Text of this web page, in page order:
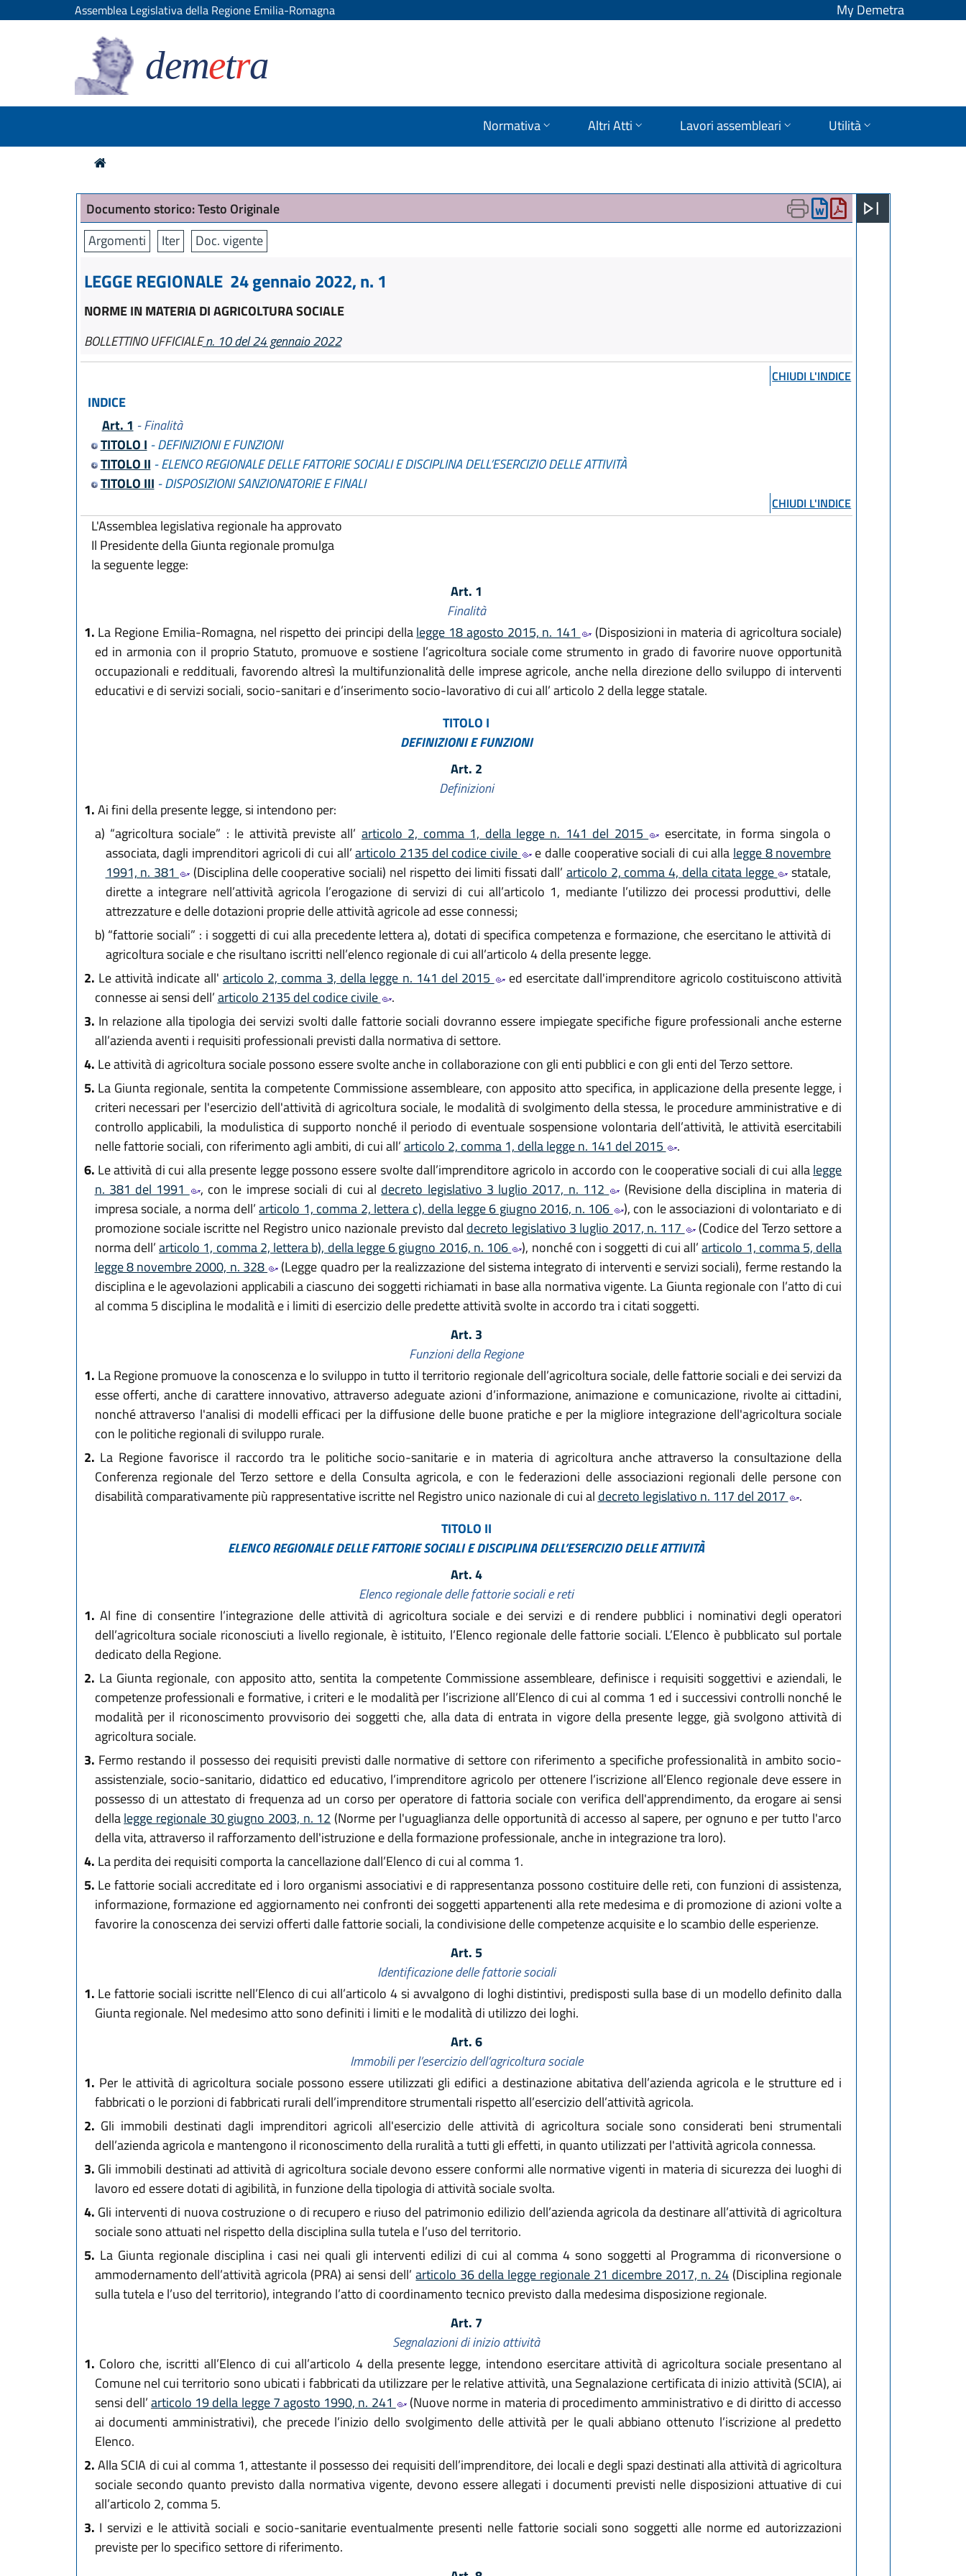
Assemblea Legislativa della Regione Emilia-Romagna My Demetra
demetra
Normativa Altri Atti Lavori assembleari Utilità
Documento storico: Testo Originale
Argomenti
Iter Doc. vigente
LEGGE REGIONALE 24 gennaio 2022, n. 1
NORME IN MATERIA DI AGRICOLTURA SOCIALE
BOLLETTINO UFFICIALEn. 10 del 24 gennaio 2022
CHIUDI L'INDICE
INDICE
Art. 1 - Finalità
TITOLO I - DEFINIZIONI E FUNZIONI
TITOLO II - ELENCO REGIONALE DELLE FATTORIE SOCIALI E DISCIPLINA DELL’ESERCIZIO DELLE ATTIVITÀ
TITOLO III - DISPOSIZIONI SANZIONATORIE E FINALI
CHIUDI L'INDICE
L'Assemblea legislativa regionale ha approvato
Il Presidente della Giunta regionale promulga
la seguente legge:
Art. 1
Finalità
1. La Regione Emilia-Romagna, nel rispetto dei principi dellalegge 18 agosto 2015, n. 141
(Disposizioni in materia di agricoltura sociale)
ed in armonia con il proprio Statuto, promuove e sostiene l’agricoltura sociale come strumento in grado di favorire nuove opportunità
occupazionali e reddituali, favorendo altresì la multifunzionalità delle imprese agricole, anche nella direzione dello sviluppo di interventi
educativi e di servizi sociali, socio-sanitari e d’inserimento socio-lavorativo di cui all’ articolo 2 della legge statale.
TITOLO I
DEFINIZIONI E FUNZIONI
Art. 2
Definizioni
1.Ai fini della presente legge, si intendono per:
a) “agricoltura sociale” : le attività previste all’ articolo 2, comma 1, della legge n. 141 del 2015
esercitate, in forma singola o
associata, dagli imprenditori agricoli di cui all’articolo 2135 del codice civile e dalle cooperative sociali di cui alla legge 8 novembre
1991, n. 381
(Disciplina delle cooperative sociali) nel rispetto dei limiti fissati dall’ articolo 2, comma 4, della citata legge
statale,
dirette a integrare nell’attività agricola l’erogazione di servizi di cui all’articolo 1, mediante l’utilizzo dei processi produttivi, delle
attrezzature e delle dotazioni proprie delle attività agricole ad esse connessi;
b) “fattorie sociali” : i soggetti di cui alla precedente lettera a), dotati di specifica competenza e formazione, che esercitano le attività di
agricoltura sociale e che risultano iscritti nell’elenco regionale di cui all’articolo 4 della presente legge.
2. Le attività indicate all' articolo 2, comma 3, della legge n. 141 del 2015
ed esercitate dall'imprenditore agricolo costituiscono attività
connesse ai sensi dell’articolo 2135 del codice civile
.
3. In relazione alla tipologia dei servizi svolti dalle fattorie sociali dovranno essere impiegate specifiche figure professionali anche esterne
all’azienda aventi i requisiti professionali previsti dalla normativa di settore.
4. Le attività di agricoltura sociale possono essere svolte anche in collaborazione con gli enti pubblici e con gli enti del Terzo settore.
5. La Giunta regionale, sentita la competente Commissione assembleare, con apposito atto specifica, in applicazione della presente legge, i
criteri necessari per l'esercizio dell'attività di agricoltura sociale, le modalità di svolgimento della stessa, le procedure amministrative e di
controllo applicabili, la modulistica di supporto nonché il periodo di eventuale sospensione volontaria dell’attività, le attività esercitabili
nelle fattorie sociali, con riferimento agli ambiti, di cui all’articolo 2, comma 1, della legge n. 141 del 2015
.
6. Le attività di cui alla presente legge possono essere svolte dall’imprenditore agricolo in accordo con le cooperative sociali di cui allalegge
n. 381 del 1991
, con le imprese sociali di cui al decreto legislativo 3 luglio 2017, n. 112
(Revisione della disciplina in materia di
impresa sociale, a norma dell’articolo 1, comma 2, lettera c), della legge 6 giugno 2016, n. 106
), con le associazioni di volontariato e di
promozione sociale iscritte nel Registro unico nazionale previsto dal decreto legislativo 3 luglio 2017, n. 117
(Codice del Terzo settore a
norma dell’articolo 1, comma 2, lettera b), della legge 6 giugno 2016, n. 106 ), nonché con i soggetti di cui all’articolo 1, comma 5, della
legge 8 novembre 2000, n. 328
(Legge quadro per la realizzazione del sistema integrato di interventi e servizi sociali), ferme restando la
disciplina e le agevolazioni applicabili a ciascuno dei soggetti richiamati in base alla normativa vigente. La Giunta regionale con l’atto di cui
al comma 5 disciplina le modalità e i limiti di esercizio delle predette attività svolte in accordo tra i citati soggetti.
Art. 3
Funzioni della Regione
1. La Regione promuove la conoscenza e lo sviluppo in tutto il territorio regionale dell’agricoltura sociale, delle fattorie sociali e dei servizi da
esse offerti, anche di carattere innovativo, attraverso adeguate azioni d’informazione, animazione e comunicazione, rivolte ai cittadini,
nonché attraverso l'analisi di modelli efficaci per la diffusione delle buone pratiche e per la migliore integrazione dell'agricoltura sociale
con le politiche regionali di sviluppo rurale.
2. La Regione favorisce il raccordo tra le politiche socio-sanitarie e in materia di agricoltura anche attraverso la consultazione della
Conferenza regionale del Terzo settore e della Consulta agricola, e con le federazioni delle associazioni regionali delle persone con
disabilità comparativamente più rappresentative iscritte nel Registro unico nazionale di cui al decreto legislativo n. 117 del 2017
.
TITOLO II
ELENCO REGIONALE DELLE FATTORIE SOCIALI E DISCIPLINA DELL’ESERCIZIO DELLE ATTIVITÀ
Art. 4
Elenco regionale delle fattorie sociali e reti
1. Al fine di consentire l’integrazione delle attività di agricoltura sociale e dei servizi e di rendere pubblici i nominativi degli operatori
dell’agricoltura sociale riconosciuti a livello regionale, è istituito, l’Elenco regionale delle fattorie sociali. L’Elenco è pubblicato sul portale
dedicato della Regione.
2. La Giunta regionale, con apposito atto, sentita la competente Commissione assembleare, definisce i requisiti soggettivi e aziendali, le
competenze professionali e formative, i criteri e le modalità per l’iscrizione all’Elenco di cui al comma 1 ed i successivi controlli nonché le
modalità per il riconoscimento provvisorio dei soggetti che, alla data di entrata in vigore della presente legge, già svolgono attività di
agricoltura sociale.
3. Fermo restando il possesso dei requisiti previsti dalle normative di settore con riferimento a specifiche professionalità in ambito socio-
assistenziale, socio-sanitario, didattico ed educativo, l’imprenditore agricolo per ottenere l’iscrizione all’Elenco regionale deve essere in
possesso di un attestato di frequenza ad un corso per operatore di fattoria sociale con verifica dell'apprendimento, da erogare ai sensi
dellalegge regionale 30 giugno 2003, n. 12 (Norme per l'uguaglianza delle opportunità di accesso al sapere, per ognuno e per tutto l'arco
della vita, attraverso il rafforzamento dell'istruzione e della formazione professionale, anche in integrazione tra loro).
4. La perdita dei requisiti comporta la cancellazione dall’Elenco di cui al comma 1.
5. Le fattorie sociali accreditate ed i loro organismi associativi e di rappresentanza possono costituire delle reti, con funzioni di assistenza,
informazione, formazione ed aggiornamento nei confronti dei soggetti appartenenti alla rete medesima e di promozione di azioni volte a
favorire la conoscenza dei servizi offerti dalle fattorie sociali, la condivisione delle competenze acquisite e lo scambio delle esperienze.
Art. 5
Identificazione delle fattorie sociali
1. Le fattorie sociali iscritte nell’Elenco di cui all’articolo 4 si avvalgono di loghi distintivi, predisposti sulla base di un modello definito dalla
Giunta regionale. Nel medesimo atto sono definiti i limiti e le modalità di utilizzo dei loghi.
Art. 6
Immobili per l’esercizio dell’agricoltura sociale
1. Per le attività di agricoltura sociale possono essere utilizzati gli edifici a destinazione abitativa dell’azienda agricola e le strutture ed i
fabbricati o le porzioni di fabbricati rurali dell’imprenditore strumentali rispetto all’esercizio dell’attività agricola.
2. Gli immobili destinati dagli imprenditori agricoli all'esercizio delle attività di agricoltura sociale sono considerati beni strumentali
dell’azienda agricola e mantengono il riconoscimento della ruralità a tutti gli effetti, in quanto utilizzati per l'attività agricola connessa.
3. Gli immobili destinati ad attività di agricoltura sociale devono essere conformi alle normative vigenti in materia di sicurezza dei luoghi di
lavoro ed essere dotati di agibilità, in funzione della tipologia di attività sociale svolta.
4. Gli interventi di nuova costruzione o di recupero e riuso del patrimonio edilizio dell’azienda agricola da destinare all’attività di agricoltura
sociale sono attuati nel rispetto della disciplina sulla tutela e l’uso del territorio.
5. La Giunta regionale disciplina i casi nei quali gli interventi edilizi di cui al comma 4 sono soggetti al Programma di riconversione o
ammodernamento dell’attività agricola (PRA) ai sensi dell’articolo 36 della legge regionale 21 dicembre 2017, n. 24 (Disciplina regionale
sulla tutela e l’uso del territorio), integrando l’atto di coordinamento tecnico previsto dalla medesima disposizione regionale.
Art. 7
Segnalazioni di inizio attività
1. Coloro che, iscritti all’Elenco di cui all’articolo 4 della presente legge, intendono esercitare attività di agricoltura sociale presentano al
Comune nel cui territorio sono ubicati i fabbricati da utilizzare per le relative attività, una Segnalazione certificata di inizio attività (SCIA), ai
sensi dell’articolo 19 della legge 7 agosto 1990, n. 241
(Nuove norme in materia di procedimento amministrativo e di diritto di accesso
ai documenti amministrativi), che precede l’inizio dello svolgimento delle attività per le quali abbiano ottenuto l’iscrizione al predetto
Elenco.
2.Alla SCIA di cui al comma 1, attestante il possesso dei requisiti dell’imprenditore, dei locali e degli spazi destinati alla attività di agricoltura
sociale secondo quanto previsto dalla normativa vigente, devono essere allegati i documenti previsti nelle disposizioni attuative di cui
all’articolo 2, comma 5.
3. I servizi e le attività sociali e socio-sanitarie eventualmente presenti nelle fattorie sociali sono soggetti alle norme ed autorizzazioni
previste per lo specifico settore di riferimento.